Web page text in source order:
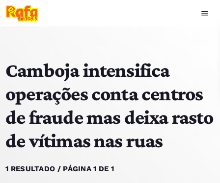
menu
play_arrow OUVIR RAFA
HOME
NOTÍCIAS
EQUIPA
Camboja intensifica
operações conta centros
de fraude mas deixa rasto
de vítimas nas ruas
1 RESULTADO / PÁGINA 1 DE 1